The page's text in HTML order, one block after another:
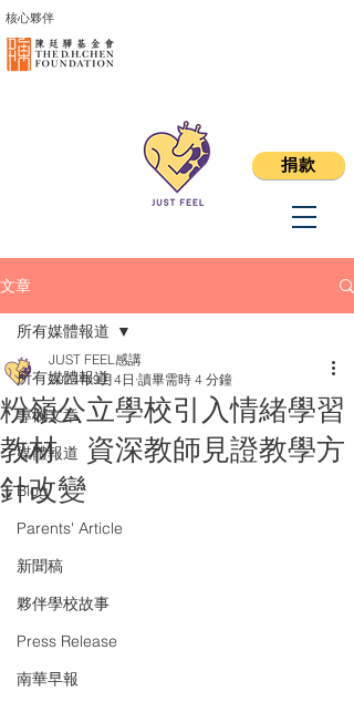
捐款
核心夥伴
文章
所有媒體報道
專欄文章
媒體報道
Blog
Parents' Article
新聞稿
夥伴學校故事
Press Release
南華早報
所有媒體報道
粉嶺公立學校引入情緒學習
教材 資深教師見證教學方
針改變
JUST FEEL感講
2024年9月4日 讀畢需時 4 分鐘